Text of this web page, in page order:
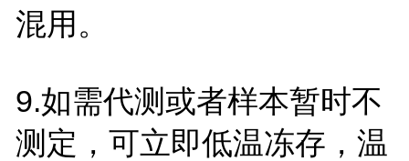
混用。
9.如需代测或者样本暂时不
测定，可立即低温冻存，温